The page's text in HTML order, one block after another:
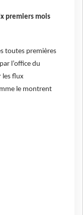
premiers mois
toutes premières
l’office du
les flux
le montrent